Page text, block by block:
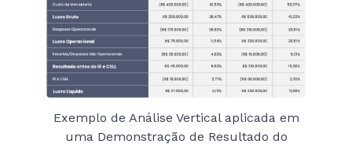
Exemplo de Análise Vertical aplicada em
uma Demonstração de Resultado do